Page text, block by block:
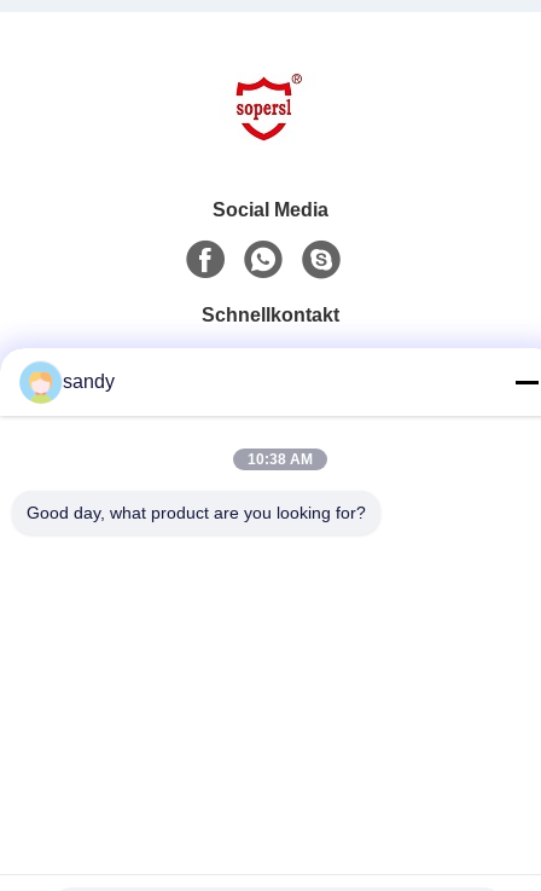
Social Media
Schnellkontakt
Adresse
sandy
10:38 AM
Good day, what product are you looking for?